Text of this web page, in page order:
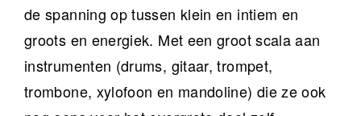
de spanning op tussen klein en intiem en
groots en energiek. Met een groot scala aan
instrumenten (drums, gitaar, trompet,
trombone, xylofoon en mandoline) die ze ook